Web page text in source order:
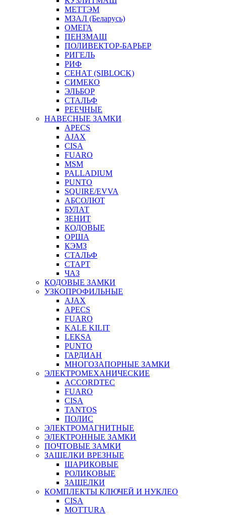
МЕТТЭМ
МЗАЛ (Беларусь)
ОМЕГА
ПЕНЗМАШ
ПОЛИВЕКТОР-БАРЬЕР
РИГЕЛЬ
РИФ
СЕНАТ (SIBLOCK)
СИМЕКО
ЭЛЬБОР
СТАЛЬФ
РЕЕЧНЫЕ
НАВЕСНЫЕ ЗАМКИ
APECS
AJAX
CISA
FUARO
MSM
PALLADIUM
PUNTO
SQUIRE/EVVA
АБСОЛЮТ
БУЛАТ
ЗЕНИТ
КОДОВЫЕ
ОРША
КЭМЗ
СТАЛЬФ
СТАРТ
ЧАЗ
КОДОВЫЕ ЗАМКИ
УЗКОПРОФИЛЬНЫЕ
AJAX
APECS
FUARO
KALE KILIT
LEKSA
PUNTO
ГАРДИАН
МНОГОЗАПОРНЫЕ ЗАМКИ
ЭЛЕКТРОМЕХАНИЧЕСКИЕ
ACCORDTEC
FUARO
CISA
TANTOS
ПОЛИС
ЭЛЕКТРОМАГНИТНЫЕ
ЭЛЕКТРОННЫЕ ЗАМКИ
ПОЧТОВЫЕ ЗАМКИ
ЗАЩЕЛКИ ВРЕЗНЫЕ
ШАРИКОВЫЕ
РОЛИКОВЫЕ
ЗАЩЕЛКИ
КОМПЛЕКТЫ КЛЮЧЕЙ И НУКЛЕО
CISA
MOTTURA